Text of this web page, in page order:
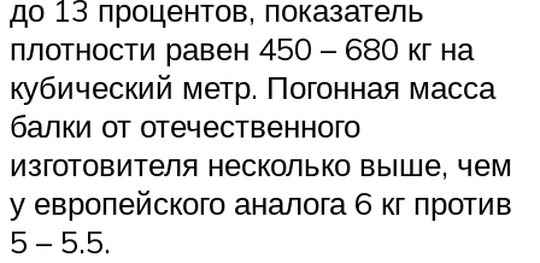
до 13 процентов, показатель
плотности равен 450 – 680 кг на
кубический метр. Погонная масса
балки от отечественного
изготовителя несколько выше, чем
у европейского аналога 6 кг против
5 – 5.5.